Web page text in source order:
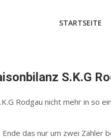
STARTSEITE
S.K.G
Rodgau nicht mehr in so
das nur um zwei